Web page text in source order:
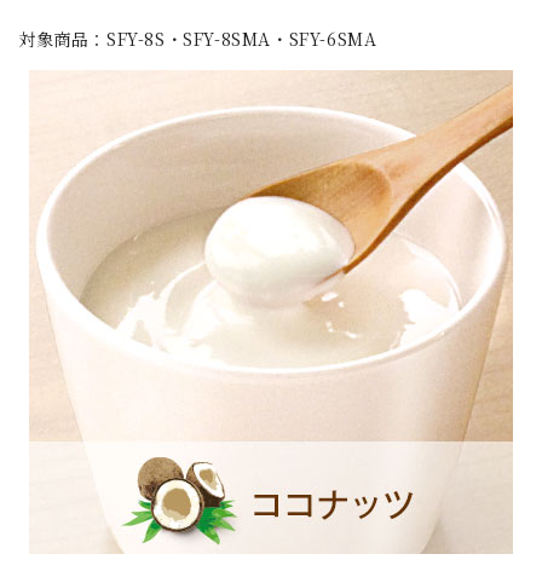
対象商品：SFY-8S・SFY-8SMA・SFY-6SMA